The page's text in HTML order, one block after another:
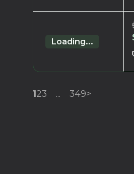
Loading...
123 ... 349>